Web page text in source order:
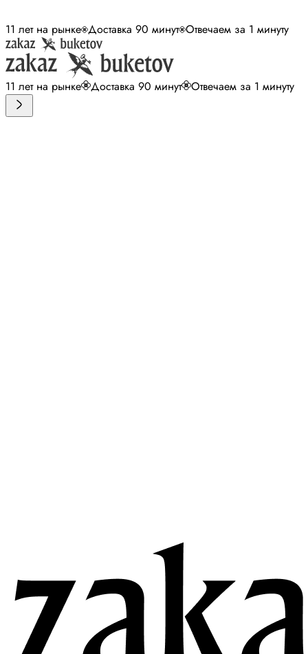
11 лет на рынке Доставка 90 минут Отвечаем за 1 минуту
11 лет на рынке Доставка 90 минут Отвечаем за 1 минуту